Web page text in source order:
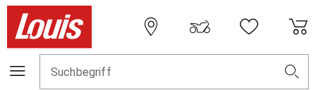
Suchbegriff